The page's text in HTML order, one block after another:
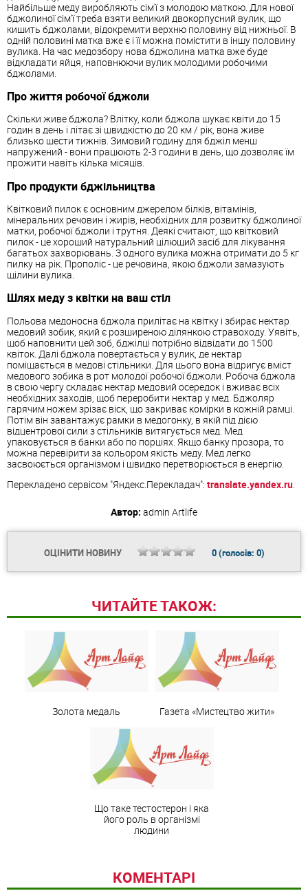
Найбільше меду виробляють сім'ї з молодою маткою. Для нової
бджолиної сім'ї треба взяти великий двокорпусний вулик, що
кишить бджолами, відокремити верхню половину від нижньої. В
одній половині матка вже є і її можна помістити в іншу половину
вулика. На час медозбору нова бджолина матка вже буде
відкладати яйця, наповнюючи вулик молодими робочими
бджолами.
Про життя робочої бджоли
Скільки живе бджола? Влітку, коли бджола шукає квіти до 15
годин в день і літає зі швидкістю до 20 км / рік, вона живе
близько шести тижнів. Зимовий годину для бджіл менш
напружений - вони працюють 2-3 години в день, що дозволяє їм
прожити навіть кілька місяців.
Про продукти бджільництва
Квітковий пилок є основним джерелом білків, вітамінів,
мінеральних речовин і жирів, необхідних для розвитку бджолиної
матки, робочої бджоли і трутня. Деякі считают, що квітковий
пилок - це хороший натуральний цілющий засіб для лікування
багатьох захворювань. З одного вулика можна отримати до 5 кг
пилку на рік. Прополіс - це речовина, якою бджоли замазують
щілини вулика.
Шлях меду з квітки на ваш стіл
Польова медоносна бджола прилітає на квітку і збирає нектар
медовий зобик, який є розширеною ділянкою стравоходу. Уявіть,
щоб наповнити цей зоб, бджілці потрібно відвідати до 1500
квіток. Далі бджола повертається у вулик, де нектар
поміщається в медові стільники. Для цього вона відригує вміст
медового зобика в рот молодої робочої бджоли. Робоча бджола
в свою чергу складає нектар медовий осередок і вживає всіх
необхідних заходів, щоб переробити нектар у мед. Бджоляр
гарячим ножем зрізає віск, що закриває комірки в кожній рамці.
Потім він завантажує рамки в медогонку, в якій під дією
відцентрової сили з стільників витягується мед. Мед
упаковується в банки або по порціях. Якщо банку прозора, то
можна перевірити за кольором якість меду. Мед легко
засвоюється організмом і швидко перетворюється в енергію.
Перекладено сервісом "Яндекс.Перекладач": translate.yandex.ru.
Автор: admin Artlife
ОЦІНИТИ НОВИНУ 0(голосів: 0)
ЧИТАЙТЕ ТАКОЖ:
Золота медаль Газета «Мистецтво жити»
Що таке тестостерон і яка
його роль в організмі
людини
КОМЕНТАРІ